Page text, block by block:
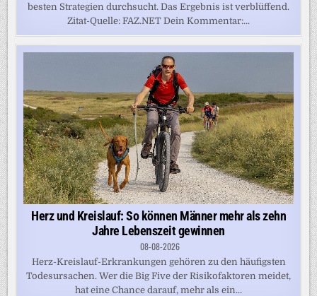
besten Strategien durchsucht. Das Ergebnis ist verblüffend.
Zitat-Quelle: FAZ.NET Dein Kommentar:...
Herz und Kreislauf: So können Männer mehr als zehn
Jahre Lebenszeit gewinnen
08-08-2026
Herz-Kreislauf-Erkrankungen gehören zu den häufigsten
Todesursachen. Wer die Big Five der Risikofaktoren meidet,
hat eine Chance darauf, mehr als ein...